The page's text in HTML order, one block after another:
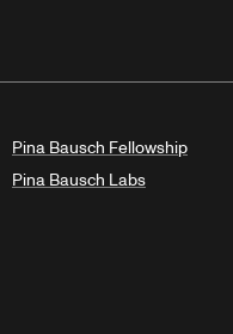
Pina Bausch Fellowship
Pina Bausch Labs